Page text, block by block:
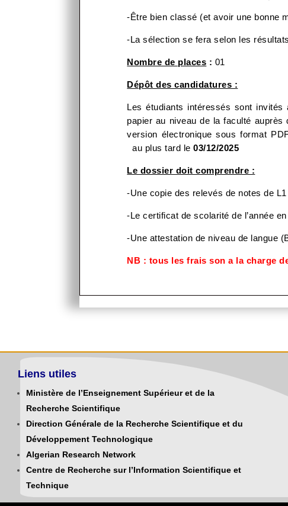
-Être bien classé (et avoir une bonne
-La sélection se fera selon les
Nombre de places : 01
Dépôt des candidatures :
Les étudiants intéressés sont
papier au niveau de la faculté
version électronique sous format
au plus tard le03/12/2025
Le dossier doit comprendre :
-Une copie des relevés de notes de
-Le certificat de scolarité de l’année
-Une attestation de niveau de langue
NB : tous les frais son a la charge
Liens utiles
Ministère de l’Enseignement Supérieur et de la
Recherche Scientifique
Direction Générale de la Recherche Scientifique et du
Développement Technologique
Algerian Research Network
Centre de Recherche sur l’Information Scientifique et
Technique